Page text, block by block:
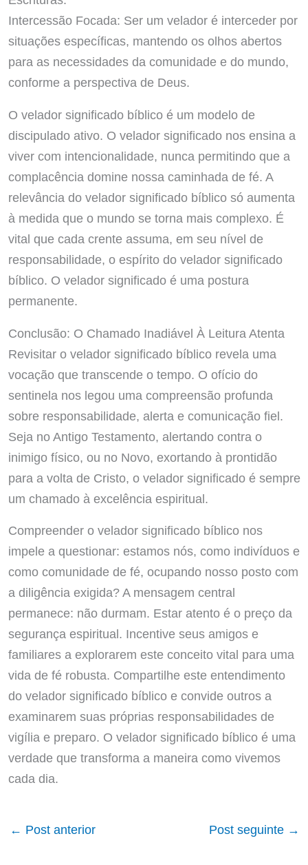
Intercessão Focada: Ser um velador é interceder por
situações específicas, mantendo os olhos abertos
para as necessidades da comunidade e do mundo,
conforme a perspectiva de Deus.
O velador significado bíblico é um modelo de
discipulado ativo. O velador significado nos ensina a
viver com intencionalidade, nunca permitindo que a
complacência domine nossa caminhada de fé. A
relevância do velador significado bíblico só aumenta
à medida que o mundo se torna mais complexo. É
vital que cada crente assuma, em seu nível de
responsabilidade, o espírito do velador significado
bíblico. O velador significado é uma postura
permanente.
Conclusão: O Chamado Inadiável À Leitura Atenta
Revisitar o velador significado bíblico revela uma
vocação que transcende o tempo. O ofício do
sentinela nos legou uma compreensão profunda
sobre responsabilidade, alerta e comunicação fiel.
Seja no Antigo Testamento, alertando contra o
inimigo físico, ou no Novo, exortando à prontidão
para a volta de Cristo, o velador significado é sempre
um chamado à excelência espiritual.
Compreender o velador significado bíblico nos
impele a questionar: estamos nós, como indivíduos e
como comunidade de fé, ocupando nosso posto com
a diligência exigida? A mensagem central
permanece: não durmam. Estar atento é o preço da
segurança espiritual. Incentive seus amigos e
familiares a explorarem este conceito vital para uma
vida de fé robusta. Compartilhe este entendimento
do velador significado bíblico e convide outros a
examinarem suas próprias responsabilidades de
vigília e preparo. O velador significado bíblico é uma
verdade que transforma a maneira como vivemos
cada dia.
← Post anterior Post seguinte →